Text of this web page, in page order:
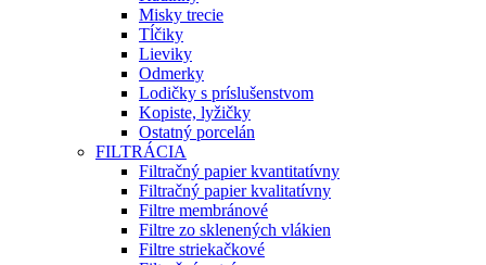
Misky trecie
Tĺčiky
Lieviky
Odmerky
Lodičky s príslušenstvom
Kopiste, lyžičky
Ostatný porcelán
FILTRÁCIA
Filtračný papier kvantitatívny
Filtračný papier kvalitatívny
Filtre membránové
Filtre zo sklenených vlákien
Filtre striekačkové